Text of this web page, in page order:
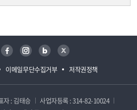
이메일무단수집거부 저작권정책
페이스북 인스타그램 블로그 트위터
자 : 김태승
사업자등록 : 314-82-10024